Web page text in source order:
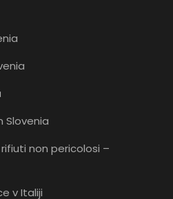
Slovenia
non pericolosi –
v Italiji